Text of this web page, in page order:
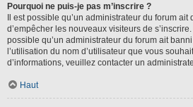
Pourquoi ne puis-je pas m’inscrire ?
Il est possible qu’un administrateur du forum
d’empêcher les nouveaux visiteurs de
possible qu’un administrateur du forum ait
l’utilisation du nom d’utilisateur que vous
d’informations, veuillez contacter un
Haut